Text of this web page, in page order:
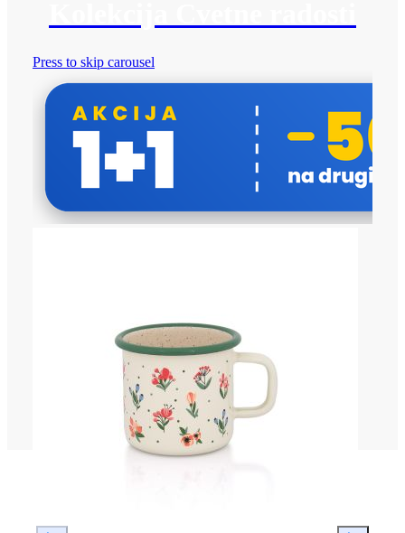
Press to skip carousel